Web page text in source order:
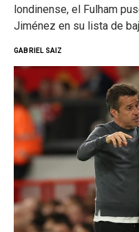
londinense, el Fulham
Jiménez en su lista de
GABRIEL SAIZ